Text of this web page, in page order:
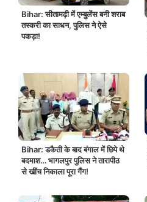
Bihar: सीतामढ़ी में एम्बुलेंस बनी शराब
तस्करी का साधन, पुलिस ने ऐसे
पकड़ा!
Bihar: डकैती के बाद बंगाल में छिपे थे
बदमाश… भागलपुर पुलिस ने तारापीठ
से खींच निकाला पूरा गैंग!